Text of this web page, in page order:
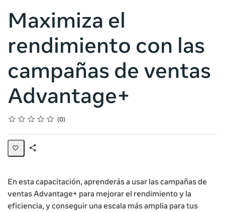
Maximiza el
rendimiento con las
campañas de ventas
Advantage+
Rating
1 star
2 stars
3 stars
4 stars
5 stars
Average rating: 0 0
No reviews
En esta capacitación, aprenderás a usar las campañas de
ventas Advantage+ para mejorar el rendimiento y la
eficiencia, y conseguir una escala más amplia para tus